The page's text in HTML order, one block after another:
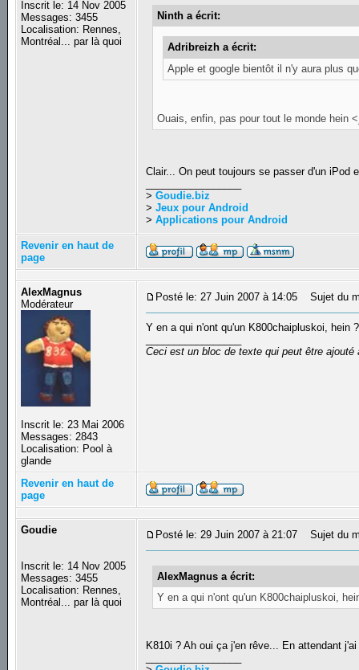
Inscrit le: 14 Nov 2005
Messages: 3455
Localisation: Rennes,
Montréal... par là quoi
Ninth a écrit:
Adribreizh a écrit:
Apple et google bientôt il n'y aura plus
Ouais, enfin, pas pour tout le monde hein
Clair... On peut toujours se passer d'un
>Goudie.biz
>Jeux pour Android
>Applications pour Android
Revenir en haut de
page
AlexMagnus
Modérateur
Inscrit le: 23 Mai 2006
Messages: 2843
Localisation: Pool à
glande
Posté le: 27 Juin 2007 à 14:05 Sujet du
Y en a qui n'ont qu'un K800chaipluskoi, hein ?
Ceci est un bloc de texte qui peut être
Revenir en haut de
page
Goudie
Inscrit le: 14 Nov 2005
Messages: 3455
Localisation: Rennes,
Montréal... par là quoi
Posté le: 29 Juin 2007 à 21:07 Sujet du
AlexMagnus a écrit:
Y en a qui n'ont qu'un K800chaipluskoi,
K810i ? Ah oui ça j'en rêve... En attendant